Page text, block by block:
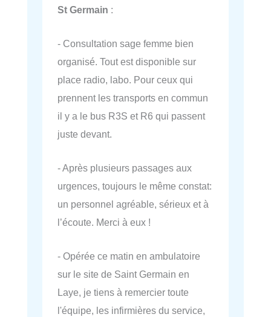
St Germain :
- Consultation sage femme bien
organisé. Tout est disponible sur
place radio, labo. Pour ceux qui
prennent les transports en commun
il y a le bus R3S et R6 qui passent
juste devant.
- Après plusieurs passages aux
urgences, toujours le même constat:
un personnel agréable, sérieux et à
l’écoute. Merci à eux !
- Opérée ce matin en ambulatoire
sur le site de Saint Germain en
Laye, je tiens à remercier toute
l'équipe, les infirmières du service,